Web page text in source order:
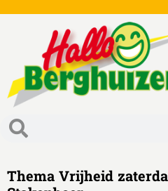
Thema Vrijheid